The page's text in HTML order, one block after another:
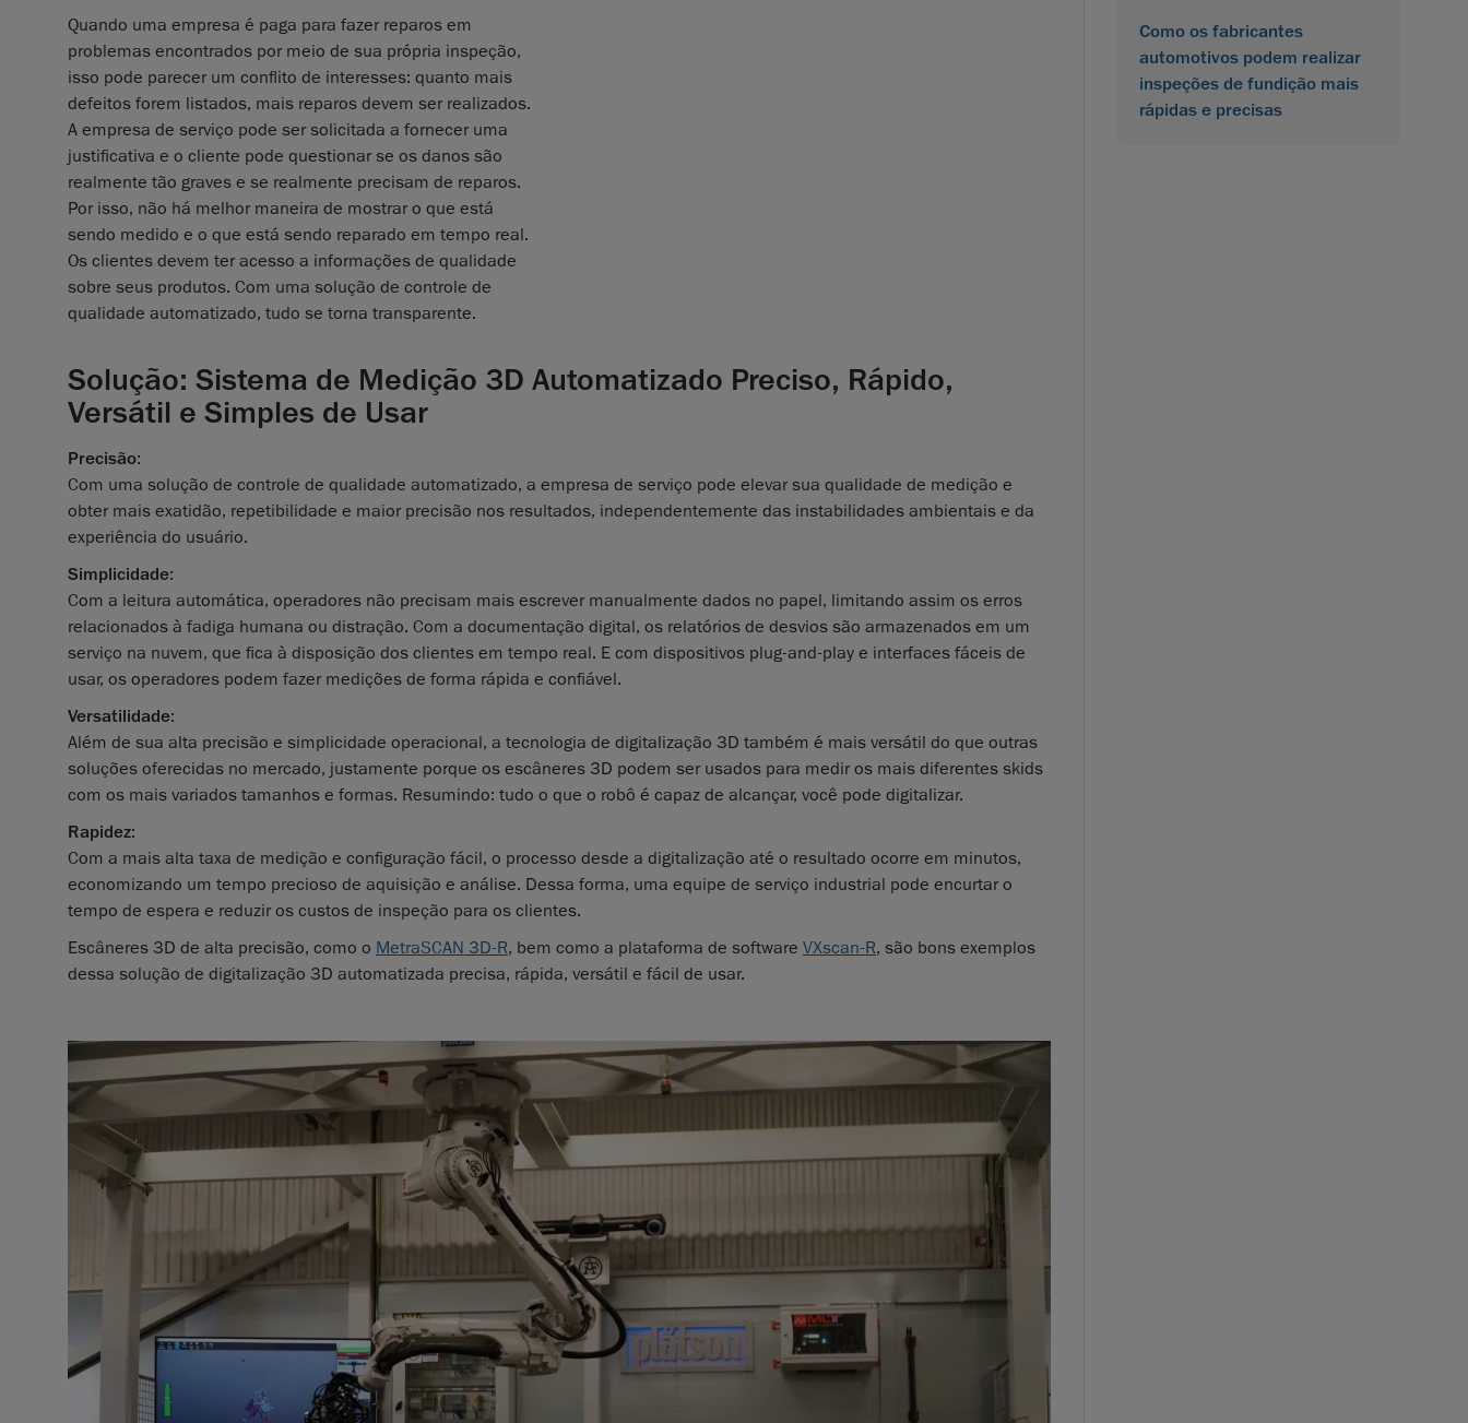
Quando uma empresa é paga para fazer reparos em
problemas encontrados por meio de sua própria inspeção,
isso pode parecer um conflito de interesses: quanto mais
defeitos forem listados, mais reparos devem ser realizados.
A empresa de serviço pode ser solicitada a fornecer uma
justificativa e o cliente pode questionar se os danos são
realmente tão graves e se realmente precisam de reparos.
Por isso, não há melhor maneira de mostrar o que está
sendo medido e o que está sendo reparado em tempo real.
Os clientes devem ter acesso a informações de qualidade
sobre seus produtos. Com uma solução de controle de
qualidade automatizado, tudo se torna transparente.
Solução: Sistema de Medição 3D Automatizado Preciso, Rápido,
Versátil e Simples de Usar
Precisão:
Com uma solução de controle de qualidade automatizado, a empresa de serviço pode elevar sua qualidade de medição e
obter mais exatidão, repetibilidade e maior precisão nos resultados, independentemente das instabilidades ambientais e da
experiência do usuário.
Simplicidade:
Com a leitura automática, operadores não precisam mais escrever manualmente dados no papel, limitando assim os erros
relacionados à fadiga humana ou distração. Com a documentação digital, os relatórios de desvios são armazenados em um
serviço na nuvem, que fica à disposição dos clientes em tempo real. E com dispositivos plug-and-play e interfaces fáceis de
usar, os operadores podem fazer medições de forma rápida e confiável.
Versatilidade:
Além de sua alta precisão e simplicidade operacional, a tecnologia de digitalização 3D também é mais versátil do que outras
soluções oferecidas no mercado, justamente porque os escâneres 3D podem ser usados para medir os mais diferentes skids
com os mais variados tamanhos e formas. Resumindo: tudo o que o robô é capaz de alcançar, você pode digitalizar.
Rapidez:
Com a mais alta taxa de medição e configuração fácil, o processo desde a digitalização até o resultado ocorre em minutos,
economizando um tempo precioso de aquisição e análise. Dessa forma, uma equipe de serviço industrial pode encurtar o
tempo de espera e reduzir os custos de inspeção para os clientes.
Escâneres 3D de alta precisão, como o MetraSCAN 3D-R, bem como a plataforma de software VXscan-R, são bons exemplos
dessa solução de digitalização 3D automatizada precisa, rápida, versátil e fácil de usar.
Como os fabricantes
automotivos podem realizar
inspeções de fundição mais
rápidas e precisas